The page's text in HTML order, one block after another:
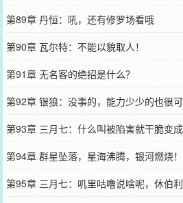
第89章 丹恒：吼，还有修罗场看哦
第90章 瓦尔特：不能以貌取人！
第91章 无名客的绝招是什么？
第92章 银狼：没事的，能力少少的也很
第93章 三月七：什么叫被陷害就干脆变
第94章 群星坠落，星海沸腾，银河燃烧！
第95章 三月七：叽里咕噜说啥呢，休伯利